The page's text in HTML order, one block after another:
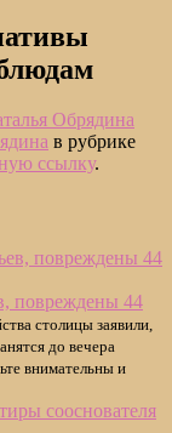
Обрядина
в рубрике
ссылку.
повреждены 44
столицы заявили,
до вечера
внимательны и